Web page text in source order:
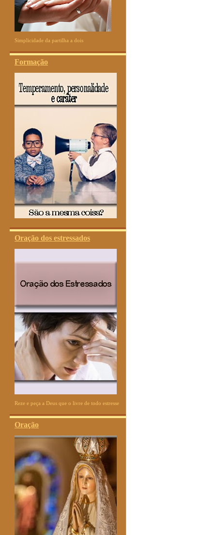
Simplicidade da partilha a dois
Formação
Oração dos estressados
Reze e peça a Deus que o livre de todo estresse
Oração